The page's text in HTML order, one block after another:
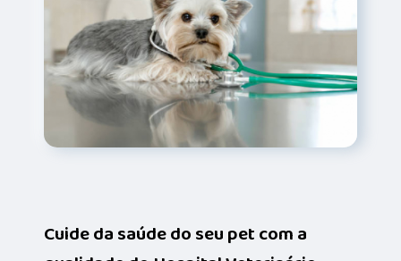
Cuide da saúde do seu pet com a